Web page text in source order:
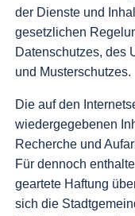
der Dienste und
gesetzlichen
Datenschutzes, des
und Musterschutzes.
Die auf den
wiedergegebenen
Recherche und
Für dennoch
geartete Haftung
sich die